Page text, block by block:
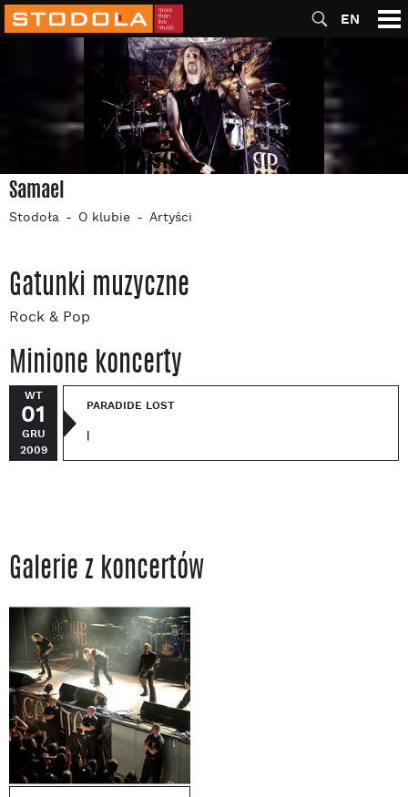
EN
Samael
Stodoła O klubie Artyści
Gatunki muzyczne
Rock & Pop
Minione koncerty
WT
01
GRU
2009
PARADIDE LOST
Galerie z koncertów